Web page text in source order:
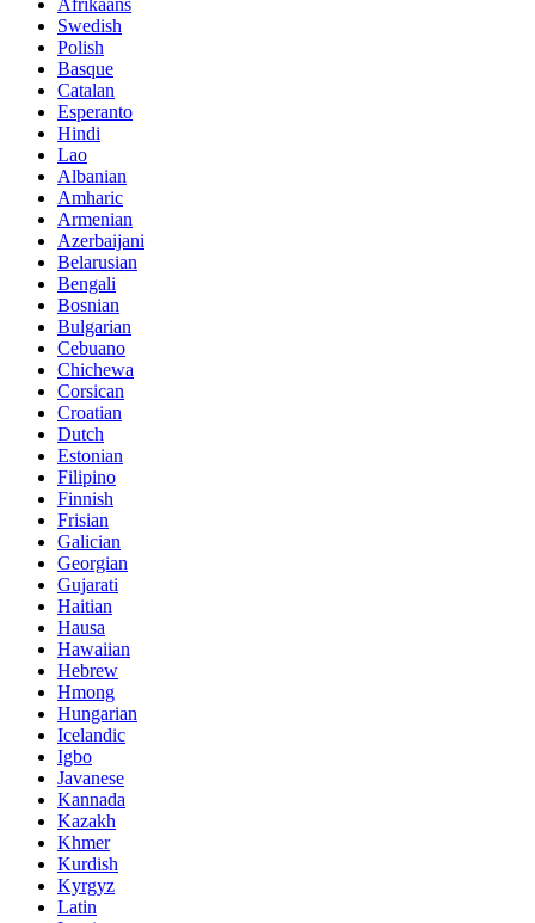
Afrikaans
Swedish
Polish
Basque
Catalan
Esperanto
Hindi
Lao
Albanian
Amharic
Armenian
Azerbaijani
Belarusian
Bengali
Bosnian
Bulgarian
Cebuano
Chichewa
Corsican
Croatian
Dutch
Estonian
Filipino
Finnish
Frisian
Galician
Georgian
Gujarati
Haitian
Hausa
Hawaiian
Hebrew
Hmong
Hungarian
Icelandic
Igbo
Javanese
Kannada
Kazakh
Khmer
Kurdish
Kyrgyz
Latin